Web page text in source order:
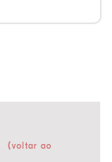
(voltar ao